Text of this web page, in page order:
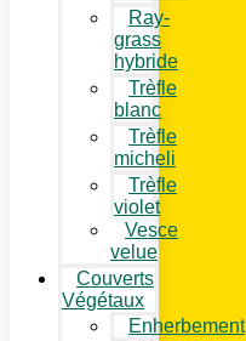
Ray-
grass
hybride
Trèfle
blanc
Trèfle
micheli
Trèfle
violet
Vesce
velue
Couverts
Végétaux
Enherbement